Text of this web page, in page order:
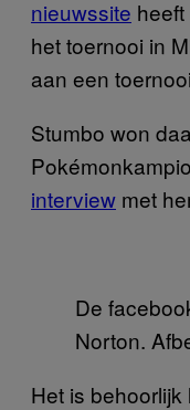
nieuwssite
het toernooi in
aan een
Stumbo won
interview met
De
Norton.
Het is